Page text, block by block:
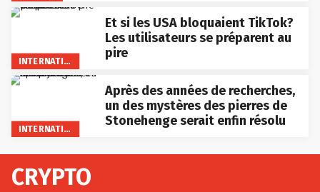
INTERNATIONAL
Et si les USA bloquaient TikTok?
Les utilisateurs se préparent au
pire
INTERNATIONAL
Après des années de recherches,
un des mystères des pierres de
Stonehenge serait enfin résolu
CRYPTO